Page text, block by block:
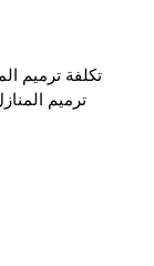
تكلفة ترميم
ترميم